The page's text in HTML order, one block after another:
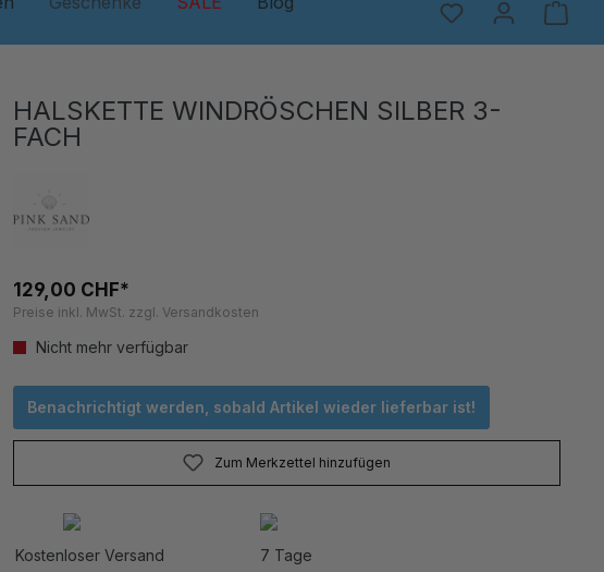
HALSKETTE WINDRÖSCHEN SILBER 3-
FACH
129,00 CHF*
Preise inkl. MwSt. zzgl. Versandkosten
Nicht mehr verfügbar
Benachrichtigt werden, sobald Artikel wieder lieferbar ist!
Zum Merkzettel hinzufügen
Kostenloser Versand
7 Tage